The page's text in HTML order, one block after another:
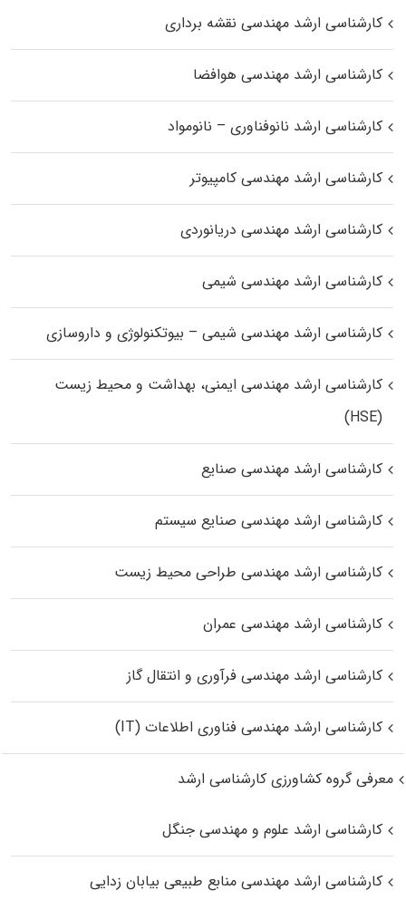
کارشناسی ارشد مهندسی نقشه برداری
کارشناسی ارشد مهندسی هوافضا
کارشناسی ارشد نانوفناوری – نانومواد
کارشناسی ارشد مهندسی کامپیوتر
کارشناسی ارشد مهندسی دریانوردی
کارشناسی ارشد مهندسی شیمی
کارشناسی ارشد مهندسی شیمی – بیوتکنولوژی و داروسازی
کارشناسی ارشد مهندسی ایمنی، بهداشت و محیط زیست
(HSE)
کارشناسی ارشد مهندسی صنایع
کارشناسی ارشد مهندسی صنایع سیستم
کارشناسی ارشد مهندسی طراحی محیط زیست
کارشناسی ارشد مهندسی عمران
کارشناسی ارشد مهندسی فرآوری و انتقال گاز
کارشناسی ارشد مهندسی فناوری اطلاعات (IT)
معرفی گروه کشاورزی کارشناسی ارشد
کارشناسی ارشد علوم و مهندسی جنگل
کارشناسی ارشد مهندسی منابع طبیعی بیابان زدایی